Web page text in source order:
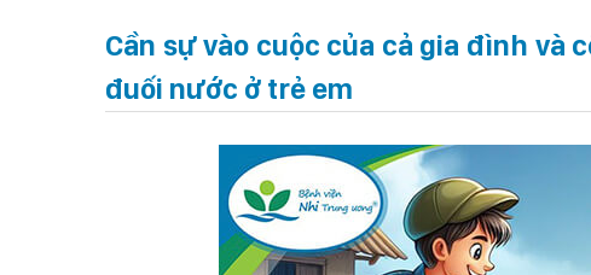
Cần sự vào cuộc của cả gia đình và
đuối nước ở trẻ em